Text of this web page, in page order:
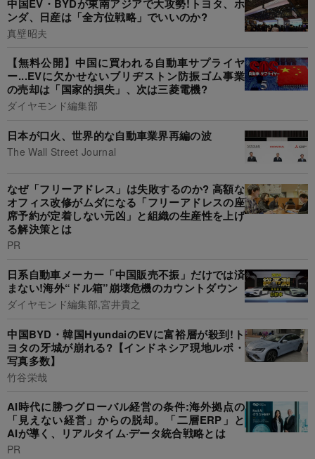
中国EV・BYDが東南アジアで大攻勢!トヨタ、ホ
ンダ、日産は「全方位戦略」でいいのか?
真壁昭夫
【無料公開】中国に買われる自動車サプライヤ
ー...EVに欠かせないブリヂストン防振ゴム事業
の売却は「国家的損失」、次は三菱電機?
ダイヤモンド編集部
日本が口火、世界的な自動車業界再編の波
The Wall Street Journal
なぜ「フリーアドレス」は失敗するのか? 高額な
オフィス改修がムダになる「フリーアドレスの座
席予約が定着しない元凶」と組織の生産性を上げ
る解決策とは
PR
日系自動車メーカー「中国販売不振」だけでは済
まない!海外“ドル箱”崩壊危機のカウントダウン
ダイヤモンド編集部,宮井貴之
中国BYD・韓国HyundaiのEVに富裕層が殺到!ト
ヨタの牙城が崩れる?【インドネシア現地ルポ・
写真多数】
竹谷栄哉
AI時代に勝つグローバル経営の条件:海外拠点の
「見えない経営」からの脱却。「二層ERP」と
AIが導く、リアルタイム·データ統合戦略とは
PR